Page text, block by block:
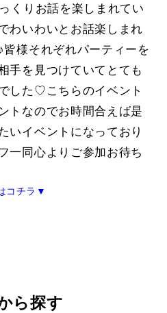
くりお話を楽しまれてい
わいわいとお話楽しまれ
様それぞれパーティーを
手を見つけていてとても
した♡こちらのイベント
トなのでお時間合えば是
いイベントになっており
一同心よりご参加お待ち
コチラ▼
ら探す